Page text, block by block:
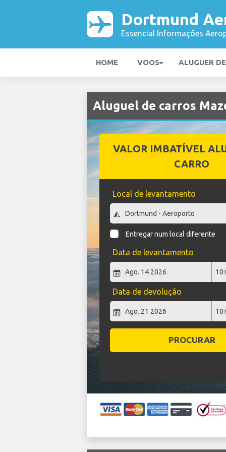
Dortmund
Essencial Informações
HOME VOOS ALUGUER
Aluguel de carros
VALOR IMBATÍVEL
CARRO
Local de levantamento
Entregar num local diferente
Data de levantamento
Data de devolução
PROCURAR